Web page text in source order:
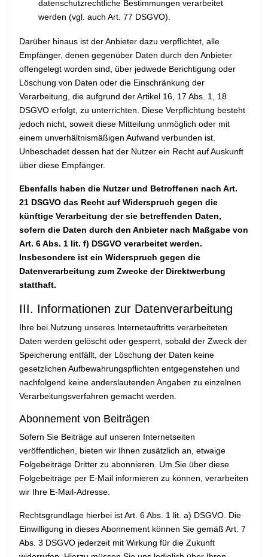
datenschutzrechtliche Bestimmungen verarbeitet
werden (vgl. auch Art. 77 DSGVO).
Darüber hinaus ist der Anbieter dazu verpflichtet, alle
Empfänger, denen gegenüber Daten durch den Anbieter
offengelegt worden sind, über jedwede Berichtigung oder
Löschung von Daten oder die Einschränkung der
Verarbeitung, die aufgrund der Artikel 16, 17 Abs. 1, 18
DSGVO erfolgt, zu unterrichten. Diese Verpflichtung besteht
jedoch nicht, soweit diese Mitteilung unmöglich oder mit
einem unverhältnismäßigen Aufwand verbunden ist.
Unbeschadet dessen hat der Nutzer ein Recht auf Auskunft
über diese Empfänger.
Ebenfalls haben die Nutzer und Betroffenen nach Art.
21 DSGVO das Recht auf Widerspruch gegen die
künftige Verarbeitung der sie betreffenden Daten,
sofern die Daten durch den Anbieter nach Maßgabe von
Art. 6 Abs. 1 lit. f) DSGVO verarbeitet werden.
Insbesondere ist ein Widerspruch gegen die
Datenverarbeitung zum Zwecke der Direktwerbung
statthaft.
III. Informationen zur Datenverarbeitung
Ihre bei Nutzung unseres Internetauftritts verarbeiteten
Daten werden gelöscht oder gesperrt, sobald der Zweck der
Speicherung entfällt, der Löschung der Daten keine
gesetzlichen Aufbewahrungspflichten entgegenstehen und
nachfolgend keine anderslautenden Angaben zu einzelnen
Verarbeitungsverfahren gemacht werden.
Abonnement von Beiträgen
Sofern Sie Beiträge auf unseren Internetseiten
veröffentlichen, bieten wir Ihnen zusätzlich an, etwaige
Folgebeiträge Dritter zu abonnieren. Um Sie über diese
Folgebeiträge per E-Mail informieren zu können, verarbeiten
wir Ihre E-Mail-Adresse.
Rechtsgrundlage hierbei ist Art. 6 Abs. 1 lit. a) DSGVO. Die
Einwilligung in dieses Abonnement können Sie gemäß Art. 7
Abs. 3 DSGVO jederzeit mit Wirkung für die Zukunft